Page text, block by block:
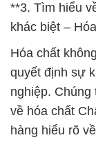
**3. Tìm hiểu
khác biệt –
Hóa chất
quyết định sự
nghiệp.
về hóa chất
hàng hiểu rõ